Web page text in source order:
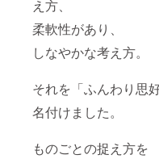
え方、
柔軟性があり、
しなやかな考え方。
それを「ふんわり思
名付けました。
ものごとの捉え方を